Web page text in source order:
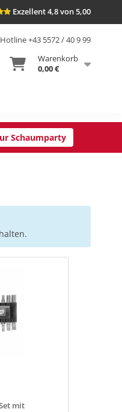
Exzellent 4,8 von 5,00
+43 5572 / 40 9 99
Warenkorb
0,00 €
Schaumparty
mit